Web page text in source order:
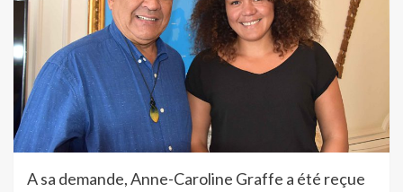
A sa demande, Anne-Caroline Graffe a été reçue